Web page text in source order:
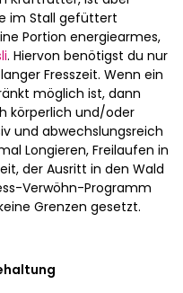
im Stall gefüttert
Portion energiearmes,
. Hiervon benötigst du nur
Fresszeit. Wenn ein
möglich ist, dann
körperlich und/oder
und abwechslungsreich
Longieren, Freilaufen in
der Ausritt in den Wald
Verwöhn-Programm
Grenzen gesetzt.